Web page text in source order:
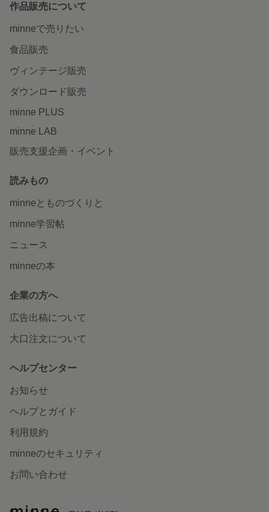
作品販売について
minneで売りたい
食品販売
ヴィンテージ販売
ダウンロード販売
minne PLUS
minne LAB
販売支援企画・イベント
読みもの
minneとものづくりと
minne学習帖
ニュース
minneの本
企業の方へ
広告出稿について
大口注文について
ヘルプセンター
お知らせ
ヘルプとガイド
利用規約
minneのセキュリティ
お問い合わせ